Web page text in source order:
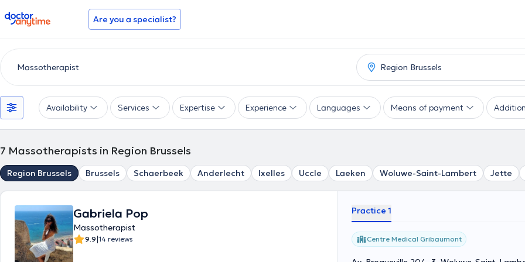
doctoranytime Are you a specialist?
Availability Services Expertise Experience Languages Means of payment
7 Massotherapists in Region Brussels
Region Brussels Brussels Schaerbeek Anderlecht Ixelles Uccle Laeken Woluwe-Saint-Lambert Jette
Gabriela Pop
Massotherapist
9.9|14 reviews
Practice 1
Centre Medical Gribaumont